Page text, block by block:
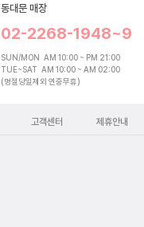
동대문 매장
02-2268-1948~9
SUN/MON AM 10:00 ~ PM 21:00
TUE~SAT AM 10:00 ~ AM 02:00
(명절당일제외 연중무휴)
고객센터 제휴안내